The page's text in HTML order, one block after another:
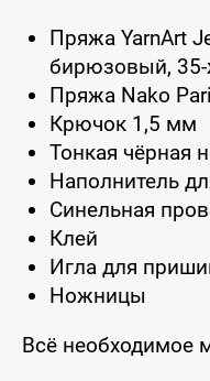
Пряжа YarnArt
бирюзовый,
Пряжа Nako
Крючок 1,5 мм
Тонкая чёрная
Наполнитель
Синельная
Клей
Игла для
Ножницы
Всё необходимое